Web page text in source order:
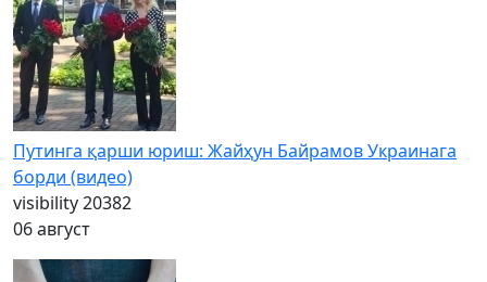
Путинга қарши юриш: Жайҳун Байрамов Украинага
борди (видео)
visibility20382
06 август